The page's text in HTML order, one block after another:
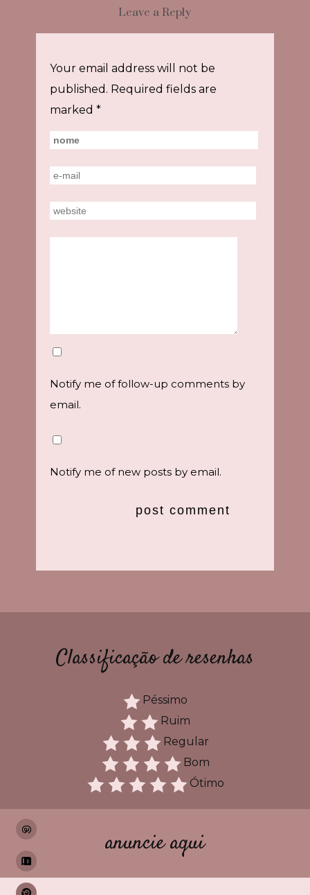
Leave a Reply
Your email address will not be
published. Required fields are
marked *
Notify me of follow-up comments by
email.
Notify me of new posts by email.
Classificação de resenhas
Péssimo
Ruim
Regular
Bom
Ótimo
anuncie aqui